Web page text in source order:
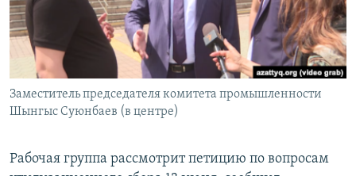
Заместитель председателя комитета промышленности
Шынгыс Суюнбаев (в центре)
Рабочая группа рассмотрит петицию по вопросам